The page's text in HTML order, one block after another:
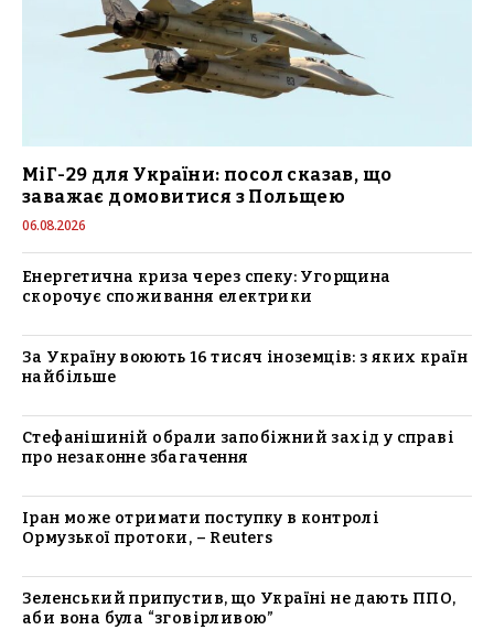
МіГ-29 для України: посол сказав, що
заважає домовитися з Польщею
06.08.2026
Енергетична криза через спеку: Угорщина
скорочує споживання електрики
За Україну воюють 16 тисяч іноземців: з яких країн
найбільше
Стефанішиній обрали запобіжний захід у справі
про незаконне збагачення
Іран може отримати поступку в контролі
Ормузької протоки, – Reuters
Зеленський припустив, що Україні не дають ППО,
аби вона була “зговірливою”